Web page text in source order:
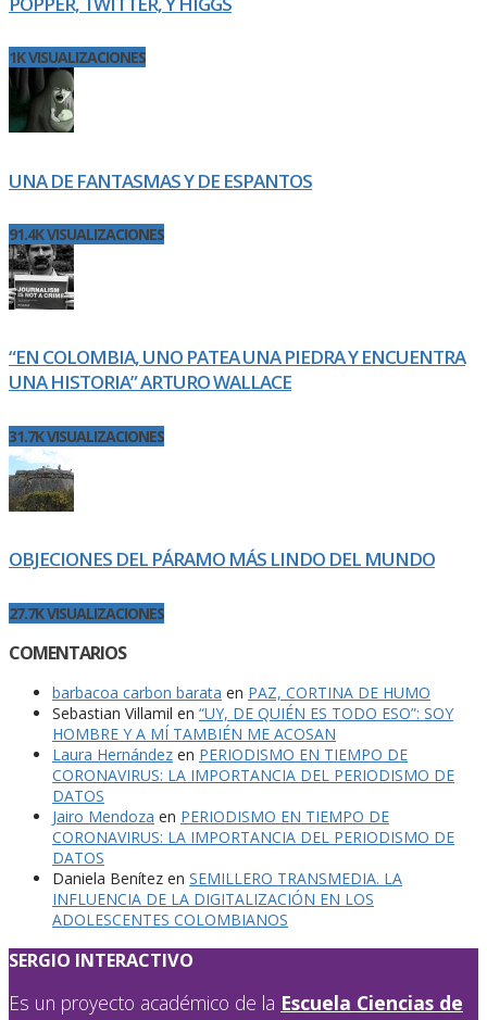
1K VISUALIZACIONES
UNA DE FANTASMAS Y DE ESPANTOS
91.4K VISUALIZACIONES
“EN COLOMBIA, UNO PATEA UNA PIEDRA Y ENCUENTRA
UNA HISTORIA” ARTURO WALLACE
31.7K VISUALIZACIONES
OBJECIONES DEL PÁRAMO MÁS LINDO DEL MUNDO
27.7K VISUALIZACIONES
COMENTARIOS
barbacoa carbon barata en PAZ, CORTINA DE HUMO
Sebastian Villamil en “UY, DE QUIÉN ES TODO ESO”: SOY
HOMBRE Y A MÍ TAMBIÉN ME ACOSAN
Laura Hernández en PERIODISMO EN TIEMPO DE
CORONAVIRUS: LA IMPORTANCIA DEL PERIODISMO DE
DATOS
Jairo Mendoza en PERIODISMO EN TIEMPO DE
CORONAVIRUS: LA IMPORTANCIA DEL PERIODISMO DE
DATOS
Daniela Benítez en SEMILLERO TRANSMEDIA. LA
INFLUENCIA DE LA DIGITALIZACIÓN EN LOS
ADOLESCENTES COLOMBIANOS
SERGIO INTERACTIVO
Es un proyecto académico de la Escuela Ciencias de